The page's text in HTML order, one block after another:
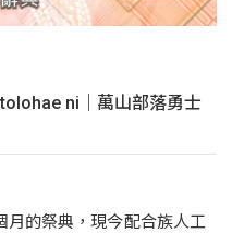
ni｜萬山部落勇士
月的祭典，現今配合族人工